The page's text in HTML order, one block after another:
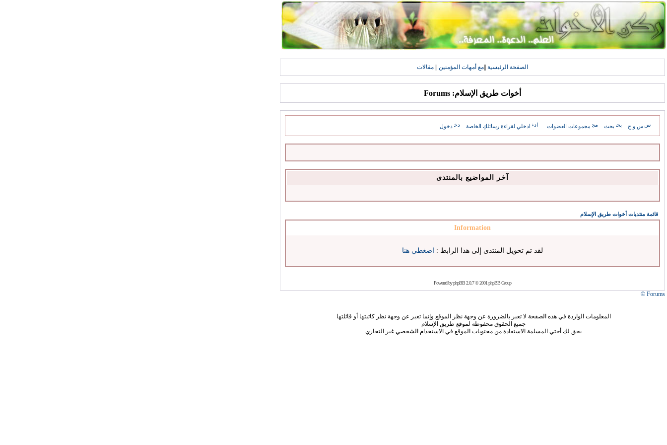
الصفحة الرئيسية مع أمهات المؤمنين مقالات
أخوات طريق الإسلام: Forums
س و ج بحث مجموعات العضوات ادخلي لقراءة رسائلكِ الخاصة دخول
آخر المواضيع بالمنتدى
قائمة منتديات أخوات طريق الإسلام
Information
لقد تم تحويل المنتدى إلى هذا الرابط : اضغطي هنا
Powered byphpBB2.0.7 © 2001 phpBB Group
Forums ©
المعلومات الواردة في هذه الصفحة لا تعبر بالضرورة عن وجهة نظر الموقع وإنما تعبر عن وجهة نظر كاتبتها أو قائلتها
جميع الحقوق محفوظة لموقع طريق الإسلام
يحق لك أختي المسلمة الاستفادة من محتويات الموقع في الاستخدام الشخصي غير التجاري